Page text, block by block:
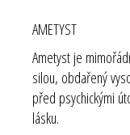
AMETYST
Ametyst je
silou, obdařený
před psychickými
lásku.